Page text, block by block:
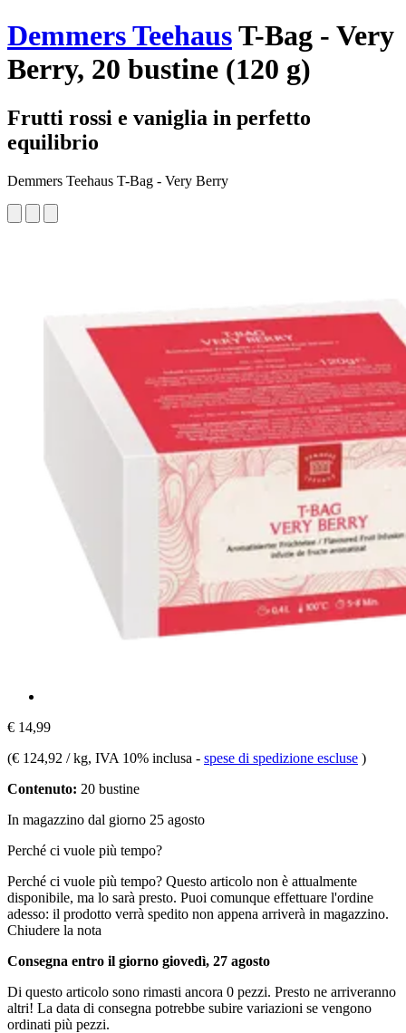
Demmers TeehausT-Bag - Very
Berry, 20 bustine (120 g)
Frutti rossi e vaniglia in perfetto
equilibrio
Demmers Teehaus T-Bag - Very Berry
€ 14,99
(€ 124,92 / kg, IVA 10% inclusa - spese di spedizione escluse )
Contenuto: 20 bustine
In magazzino dal giorno 25 agosto
Perché ci vuole più tempo?
Perché ci vuole più tempo? Questo articolo non è attualmente
disponibile, ma lo sarà presto. Puoi comunque effettuare l'ordine
adesso: il prodotto verrà spedito non appena arriverà in magazzino.
Chiudere la nota
Consegna entro il giorno giovedì, 27 agosto
Di questo articolo sono rimasti ancora 0 pezzi. Presto ne arriveranno
altri! La data di consegna potrebbe subire variazioni se vengono
ordinati più pezzi.